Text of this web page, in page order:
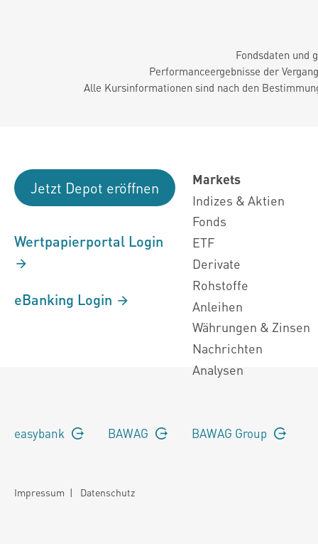
Fondsdaten und
Performanceergebnisse der
Alle Kursinformationen sind nach den
Jetzt Depot eröffnen
Wertpapierportal Login
eBanking Login
Markets
Indizes & Aktien
Fonds
ETF
Derivate
Rohstoffe
Anleihen
Währungen & Zinsen
Nachrichten
Analysen
easybank BAWAG BAWAG Group
Impressum | Datenschutz